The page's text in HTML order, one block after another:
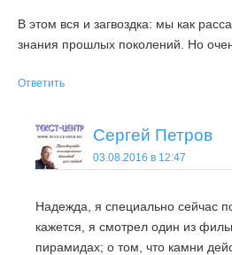
В этом вся и загвоздка: мы как
знания прошлых поколений. Но
Ответить
Сергей Петров
03.08.2016 в 12:47
Надежда, я специально сейчас
кажется, я смотрел один из
пирамидах; о том, что камни